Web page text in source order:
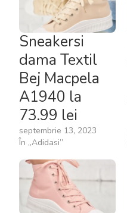
Sneakersi
dama Textil
Bej Macpela
A1940 la
73.99 lei
septembrie 13, 2023
În „Adidasi”